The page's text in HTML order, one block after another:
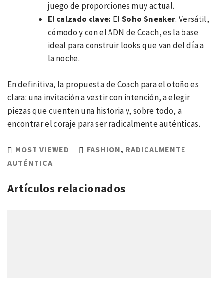
juego de proporciones muy actual.
El calzado clave: ElSoho Sneaker. Versátil,
cómodo y con el ADN de Coach, es la base
ideal para construir looks que van del día a
la noche.
En definitiva, la propuesta de Coach para el otoño es
clara: una invitación a vestir con intención, a elegir
piezas que cuenten una historia y, sobre todo, a
encontrar el coraje para ser radicalmente auténticas.
MOST VIEWED FASHION, RADICALMENTE
AUTÉNTICA
Artículos relacionados